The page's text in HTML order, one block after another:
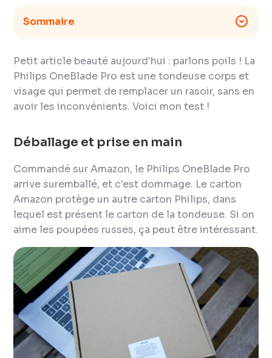
Sommaire
Petit article beauté aujourd'hui : parlons poils ! La
Philips OneBlade Pro est une tondeuse corps et
visage qui permet de remplacer un rasoir, sans en
avoir les inconvénients. Voici mon test !
Déballage et prise en main
Commandé sur Amazon, le Philips OneBlade Pro
arrive suremballé, et c'est dommage. Le carton
Amazon protège un autre carton Philips, dans
lequel est présent le carton de la tondeuse. Si on
aime les poupées russes, ça peut être intéressant.